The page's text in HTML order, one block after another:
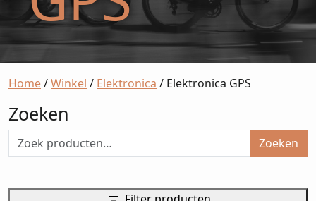
Home/Winkel / Elektronica / Elektronica GPS
Zoeken
Zoeken